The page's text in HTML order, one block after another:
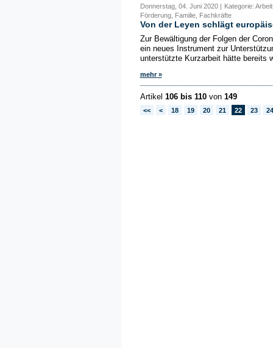
Donnerstag, 04. Juni 2020 | Kategorie:
Förderung, Familie, Fachkräfte
Von der Leyen schlägt
Zur Bewältigung der Folgen der
ein neues Instrument zur
unterstützte Kurzarbeit hätte bereits
mehr »
Artikel 106 bis 110von 149
<< < 18 19 20 21 22 23 24